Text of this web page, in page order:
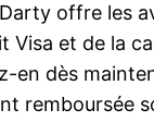
offre les
Visa et de la
en dès
remboursée